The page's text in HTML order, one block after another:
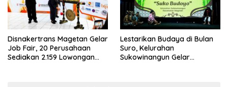
Disnakertrans Magetan Gelar
Job Fair, 20 Perusahaan
Sediakan 2.159 Lowongan
Lestarikan Budaya di Bulan
Suro, Kelurahan
Sukowinangun Gelar